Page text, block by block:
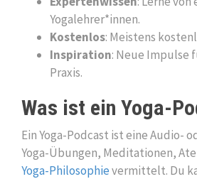
Yogalehrer*innen.
Kostenlos: Meistens
Inspiration: Neue Impulse
Praxis.
Was ist ein Yoga-
Ein Yoga-Podcast ist eine Audio-
Yoga-Übungen, Meditationen,
Yoga-Philosophievermittelt. Du